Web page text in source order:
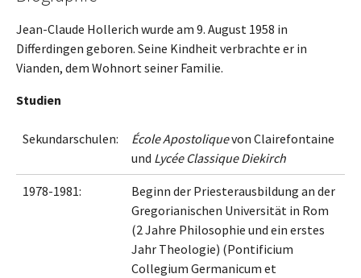
Jean-Claude Hollerich wurde am 9. August 1958 in
Differdingen geboren. Seine Kindheit verbrachte er in
Vianden, dem Wohnort seiner Familie.
Studien
Sekundarschulen: École Apostoliquevon Clairefontaine
und Lycée Classique Diekirch
1978-1981:
Beginn der Priesterausbildung an der
Gregorianischen Universität in Rom
(2 Jahre Philosophie und ein erstes
Jahr Theologie) (Pontificium
Collegium Germanicum et